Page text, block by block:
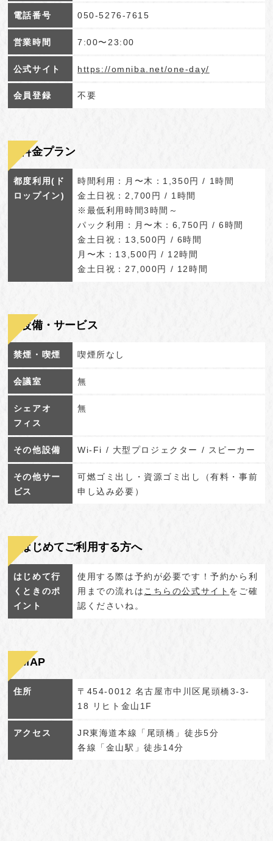
電話番号 050-5276-7615
営業時間 7:00〜23:00
公式サイト https://omniba.net/one-day/
会員登録 不要
料金プラン
都度利用(ド
ロップイン)
時間利用：月〜木：1,350円 / 1時間
金土日祝：2,700円 / 1時間
※最低利用時間3時間～
パック利用：月〜木：6,750円 / 6時間
金土日祝：13,500円 / 6時間
月〜木：13,500円 / 12時間
金土日祝：27,000円 / 12時間
設備・サービス
禁煙・喫煙 喫煙所なし
会議室 無
シェアオ
フィス
無
その他設備 Wi-Fi / 大型プロジェクター / スピーカー
その他サー
ビス
可燃ゴミ出し・資源ゴミ出し（有料・事前
申し込み必要）
はじめてご利用する方へ
はじめて行
くときのポ
イント
使用する際は予約が必要です！予約から利
用までの流れはこちらの公式サイト をご確
認くださいね。
MAP
住所
〒454-0012 名古屋市中川区尾頭橋3-3-
18 リヒト金山1F
アクセス
JR東海道本線「尾頭橋」徒歩5分
各線「金山駅」徒歩14分